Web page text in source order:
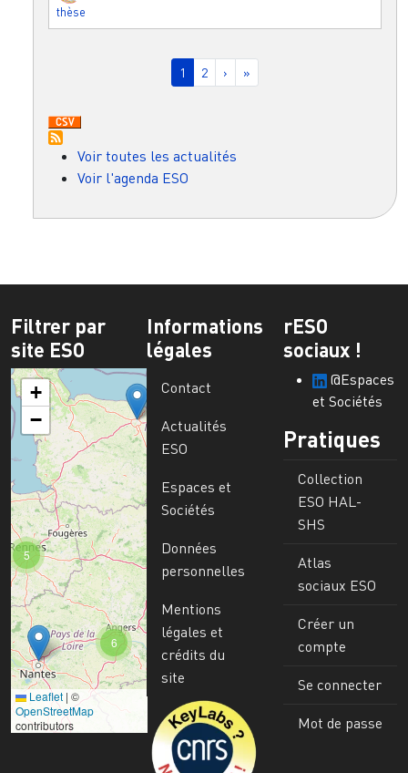
thèse
Page courante
1 Page
2 Page suivante
› Dernière page
»
Voir toutes les actualités
Voir l'agenda ESO
Filtrer par
site ESO
6
5
+
−
Leaflet | ©
OpenStreetMap
contributors
Informations
légales
Contact
Actualités
ESO
Espaces et
Sociétés
Données
personnelles
Mentions
légales et
crédits du
site
Image
rESO
sociaux !
@Espaces
et Sociétés
Pratiques
Collection
ESO HAL-
SHS
Atlas
sociaux ESO
Créer un
compte
Se connecter
Mot de passe